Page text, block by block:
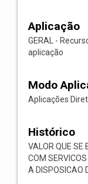
Aplicação
GERAL -
aplicação
Modo
Aplicações
Histórico
VALOR QUE SE
COM
A DISPOSICAO